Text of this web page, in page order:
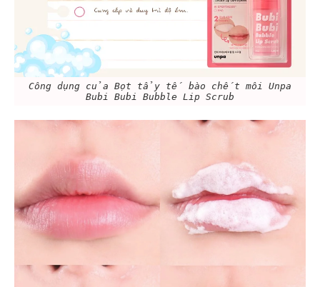
Công dụng của Bọt tẩy tế bào chết môi Unpa
Bubi Bubi Bubble Lip Scrub